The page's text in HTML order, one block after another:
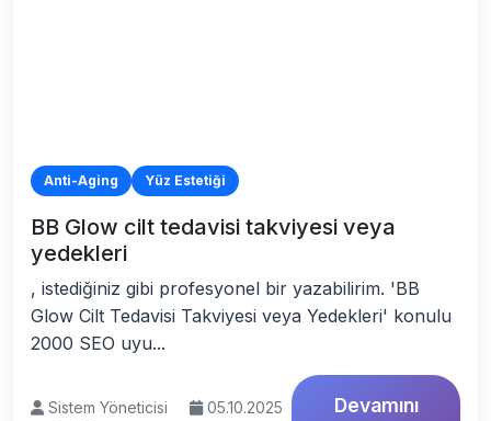
Anti-Aging Yüz Estetiği
BB Glow cilt tedavisi takviyesi veya
yedekleri
, istediğiniz gibi profesyonel bir yazabilirim. 'BB
Glow Cilt Tedavisi Takviyesi veya Yedekleri' konulu
2000 SEO uyu...
Sistem Yöneticisi
05.10.2025
Devamını